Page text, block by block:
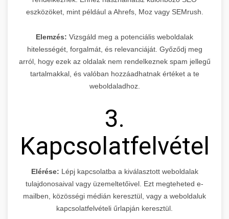
eszközöket, mint például a Ahrefs, Moz vagy SEMrush.
Elemzés: Vizsgáld meg a potenciális weboldalak
hitelességét, forgalmát, és relevanciáját. Győződj meg
arról, hogy ezek az oldalak nem rendelkeznek spam jellegű
tartalmakkal, és valóban hozzáadhatnak értéket a te
weboldaladhoz.
3.
Kapcsolatfelvétel
Elérése: Lépj kapcsolatba a kiválasztott weboldalak
tulajdonosaival vagy üzemeltetőivel. Ezt megteheted e-
mailben, közösségi médián keresztül, vagy a weboldaluk
kapcsolatfelvételi űrlapján keresztül.